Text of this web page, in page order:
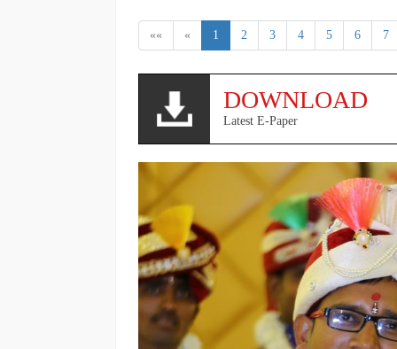
«« « 1 2 3 4 5 6 7
DOWNLOAD
Latest E-Paper